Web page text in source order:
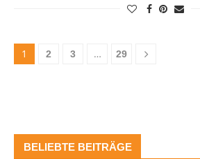
1 2 3 … 29
BELIEBTE BEITRÄGE